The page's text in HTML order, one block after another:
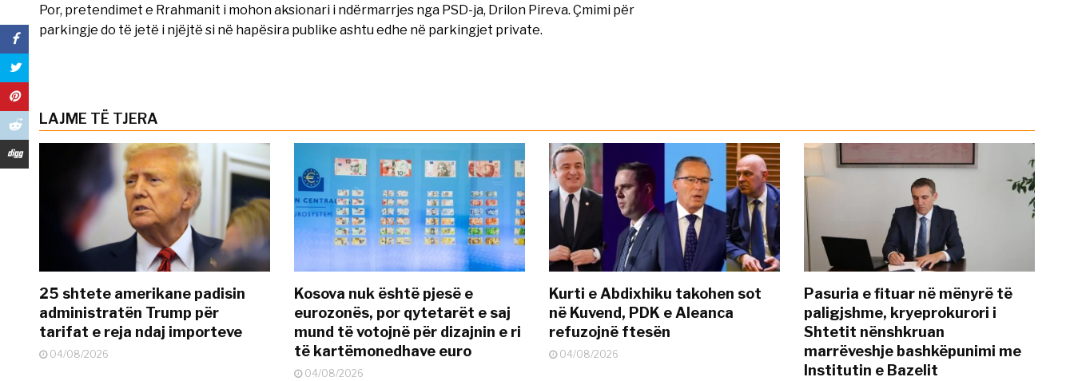
Por, pretendimet e Rrahmanit i mohon aksionari i ndërmarrjes nga PSD-ja, Drilon Pireva. Çmimi për
parkingje do të jetë i njëjtë si në hapësira publike ashtu edhe në parkingjet private.
LAJME TË TJERA
25 shtete amerikane padisin
administratën Trump për
tarifat e reja ndaj importeve
04/08/2026
Kosova nuk është pjesë e
eurozonës, por qytetarët e saj
mund të votojnë për dizajnin e ri
të kartëmonedhave euro
04/08/2026
Kurti e Abdixhiku takohen sot
në Kuvend, PDK e Aleanca
refuzojnë ftesën
04/08/2026
Pasuria e fituar në mënyrë të
paligjshme, kryeprokurori i
Shtetit nënshkruan
marrëveshje bashkëpunimi me
Institutin e Bazelit